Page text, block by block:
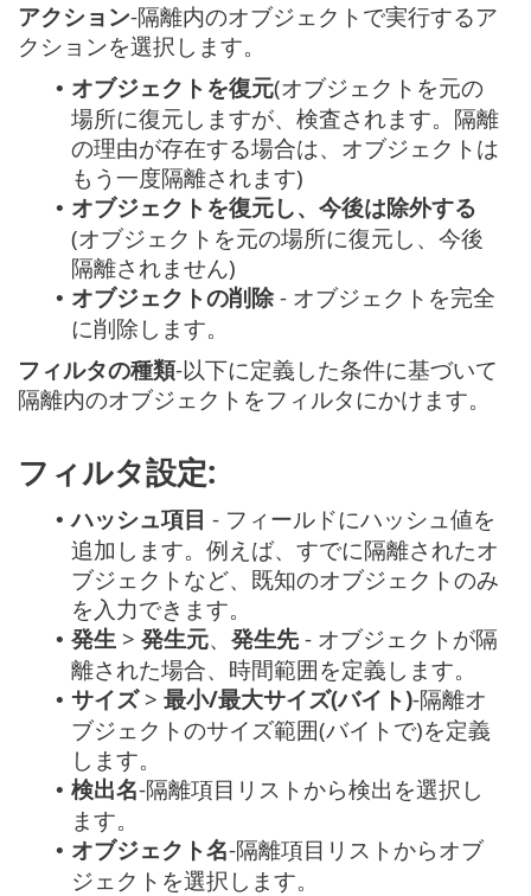
アクション-隔離内のオブジェクトで実行するア
クションを選択します。
• オブジェクトを復元(オブジェクトを元の
場所に復元しますが、検査されます。隔離
の理由が存在する場合は、オブジェクトは
もう一度隔離されます)
• オブジェクトを復元し、今後は除外する
(オブジェクトを元の場所に復元し、今後
隔離されません)
• オブジェクトの削除 - オブジェクトを完全
に削除します。
フィルタの種類-以下に定義した条件に基づいて
隔離内のオブジェクトをフィルタにかけます。
フィルタ設定:
• ハッシュ項目 - フィールドにハッシュ値を
追加します。例えば、すでに隔離されたオ
ブジェクトなど、既知のオブジェクトのみ
を入力できます。
• 発生 > 発生元、 発生先- オブジェクトが隔
離された場合、時間範囲を定義します。
• サイズ> 最小/最大サイズ(バイト)-隔離オ
ブジェクトのサイズ範囲(バイトで)を定義
します。
• 検出名-隔離項目リストから検出を選択し
ます。
• オブジェクト名-隔離項目リストからオブ
ジェクトを選択します。